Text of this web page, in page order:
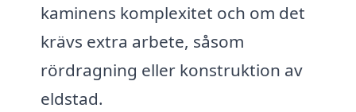
kaminens komplexitet och om det
krävs extra arbete, såsom
rördragning eller konstruktion av
eldstad.